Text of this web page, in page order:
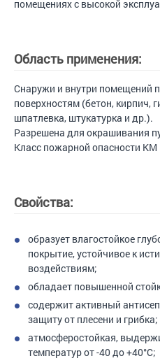
помещениях с высокой
Область применения:
Снаружи и внутри помещений
поверхностям (бетон, кирпич,
шпатлевка, штукатурка и др.).
Разрешена для окрашивания
Класс пожарной опасности КМ
Свойства:
образует влагостойкое
покрытие, устойчивое к
воздействиям;
обладает повышенной
содержит активный
защиту от плесени и грибка;
атмосферостойкая,
температур от -40 до +40°С;